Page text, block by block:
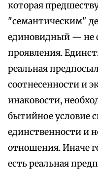
которая
"семантическим"
единовидный — не
проявления.
реальная
соотнесенности и
инаковости,
бытийное условие
единственности и
отношения. Иначе
есть реальная